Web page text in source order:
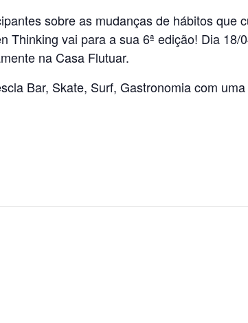
sobre as mudanças de hábitos que
Thinking vai para a sua 6ª edição! Dia 18/
na Casa Flutuar.
Bar, Skate, Surf, Gastronomia com